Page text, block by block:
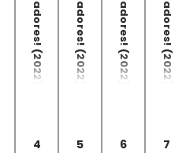
4 5 6 7